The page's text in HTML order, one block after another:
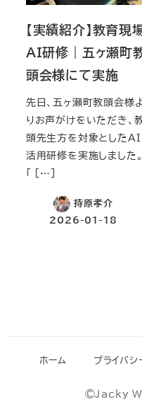
【実績紹介】教育現
AI研修｜五ヶ瀬町
頭会様にて実施
先日、五ヶ瀬町教頭会様
りお声がけをいただき、
頭先生方を対象としたAI
活用研修を実施しました。
「 […]
持原孝介
2026-01-18
ホーム プライバシ
©Jacky